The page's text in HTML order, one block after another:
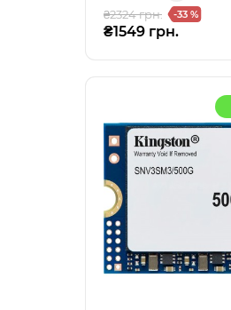
₴2324 грн. -33 %
₴1549 грн.